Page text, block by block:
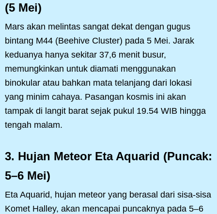
(5 Mei)
Mars akan melintas sangat dekat dengan gugus
bintang M44 (Beehive Cluster) pada 5 Mei. Jarak
keduanya hanya sekitar 37,6 menit busur,
memungkinkan untuk diamati menggunakan
binokular atau bahkan mata telanjang dari lokasi
yang minim cahaya. Pasangan kosmis ini akan
tampak di langit barat sejak pukul 19.54 WIB hingga
tengah malam.
3. Hujan Meteor Eta Aquarid (Puncak:
5–6 Mei)
Eta Aquarid, hujan meteor yang berasal dari sisa-sisa
Komet Halley, akan mencapai puncaknya pada 5–6